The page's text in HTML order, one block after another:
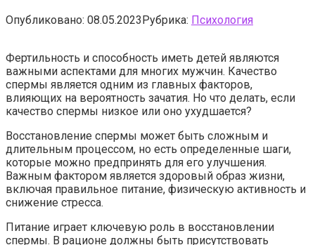
Опубликовано: 08.05.2023Рубрика: Психология
Фертильность и способность иметь детей являются
важными аспектами для многих мужчин. Качество
спермы является одним из главных факторов,
влияющих на вероятность зачатия. Но что делать, если
качество спермы низкое или оно ухудшается?
Восстановление спермы может быть сложным и
длительным процессом, но есть определенные шаги,
которые можно предпринять для его улучшения.
Важным фактором является здоровый образ жизни,
включая правильное питание, физическую активность и
снижение стресса.
Питание играет ключевую роль в восстановлении
спермы. В рационе должны быть присутствовать